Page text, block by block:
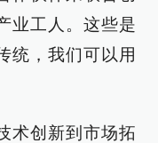
业工人。这些是
统，我们可以用
术创新到市场拓